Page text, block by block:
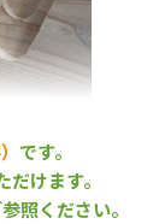
ミングは、
入れ仕口の
です。
けます。
照ください。